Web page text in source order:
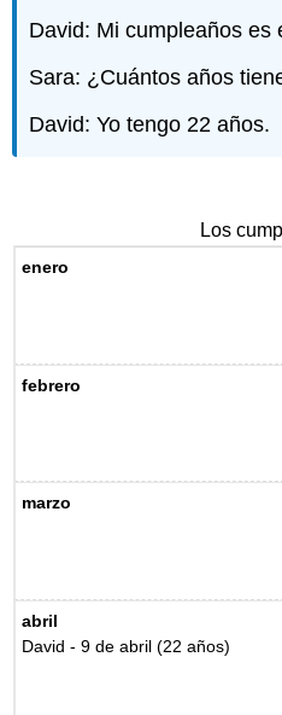
David: Mi cumpleaños es
Sara: ¿Cuántos años
David: Yo tengo 22 años.
Los
enero
febrero
marzo
abril
David - 9 de abril (22 años)